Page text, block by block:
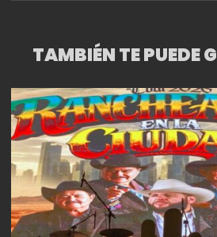
TAMBIÉN TE PUEDE